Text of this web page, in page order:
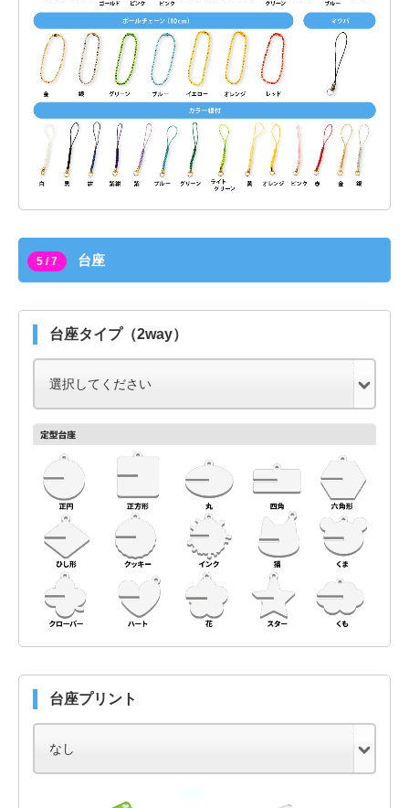
5 / 7 台座
台座タイプ（2way）
台座プリント